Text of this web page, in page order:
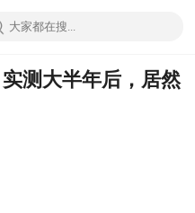
测大半年后，居然